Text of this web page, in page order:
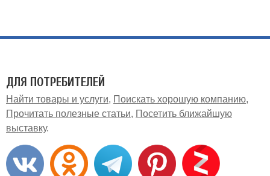
ДЛЯ ПОТРЕБИТЕЛЕЙ
Найти товары и услуги
Поискать хорошую компанию
Прочитать полезные статьи
Посетить ближайшую
выставку